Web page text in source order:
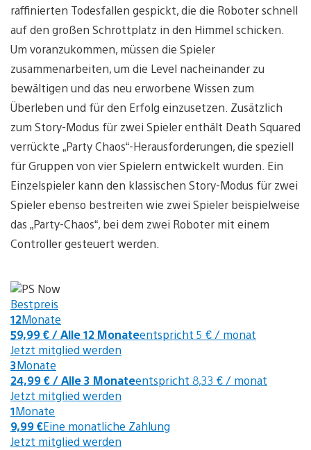
raffinierten Todesfallen gespickt, die die Roboter schnell
auf den großen Schrottplatz in den Himmel schicken.
Um voranzukommen, müssen die Spieler
zusammenarbeiten, um die Level nacheinander zu
bewältigen und das neu erworbene Wissen zum
Überleben und für den Erfolg einzusetzen. Zusätzlich
zum Story-Modus für zwei Spieler enthält Death Squared
verrückte „Party Chaos“-Herausforderungen, die speziell
für Gruppen von vier Spielern entwickelt wurden. Ein
Einzelspieler kann den klassischen Story-Modus für zwei
Spieler ebenso bestreiten wie zwei Spieler beispielweise
das „Party-Chaos“, bei dem zwei Roboter mit einem
Controller gesteuert werden.
Bestpreis
12Monate
59,99 €/ Alle 12 Monateentspricht 5 € / monat
Jetzt mitglied werden
3Monate
24,99 €/ Alle 3 Monateentspricht 8,33 € / monat
Jetzt mitglied werden
1Monate
9,99 €Eine monatliche Zahlung
Jetzt mitglied werden